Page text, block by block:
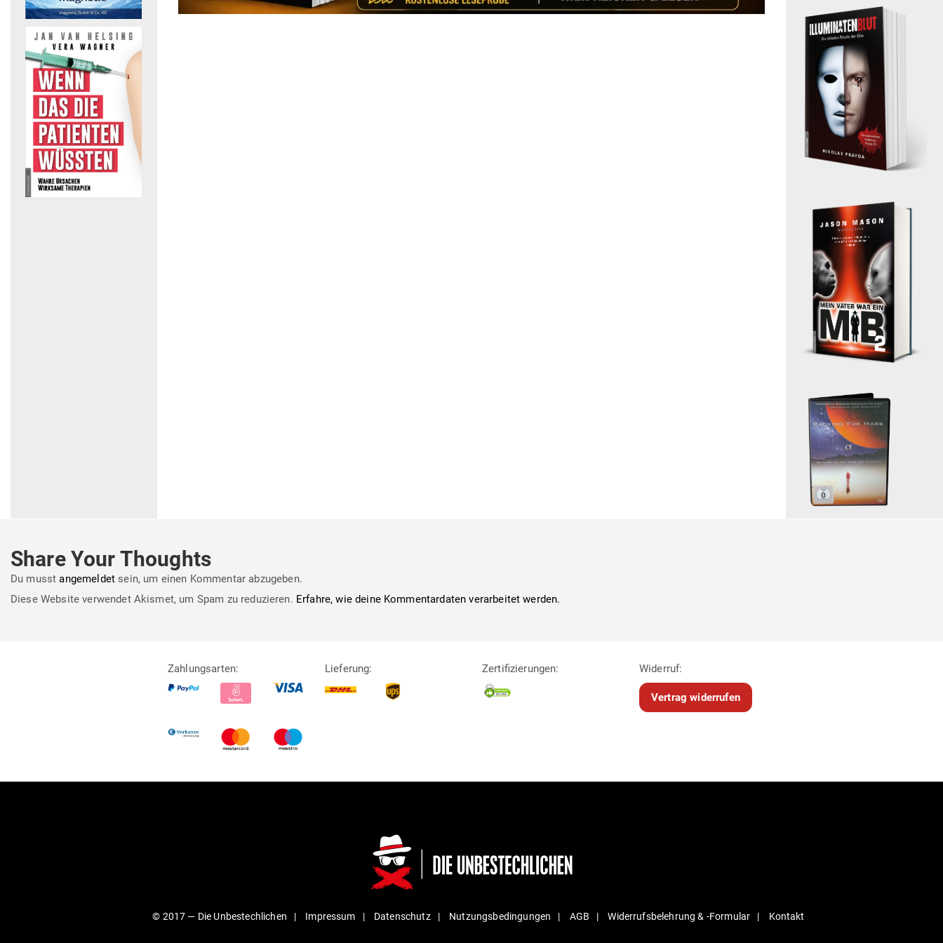
Share Your Thoughts
Du musstangemeldet sein, um einen Kommentar abzugeben.
Diese Website verwendet Akismet, um Spam zu reduzieren. Erfahre, wie deine Kommentardaten verarbeitet werden.
Zahlungsarten: Lieferung: Zertifizierungen: Widerruf:
Vertrag widerrufen
© 2017 — Die Unbestechlichen Impressum Daten­schutz Nut­zungs­be­din­gungen AGB Wider­rufs­be­lehrung & ‑For­mular Kontakt